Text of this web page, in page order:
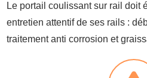
Le portail coulissant sur rail doit
entretien attentif de ses rails :
traitement anti corrosion et